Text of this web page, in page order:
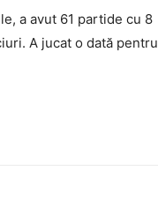
a avut 61 partide cu 8
A jucat o dată pentru